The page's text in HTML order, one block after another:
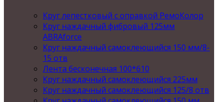
Круг лепестковый с оправкой РемоКолор
Круг наждачный фибровый 125мм
ABRAforce
Круг наждачный самоклеющийся 150 мм/8-
15 отв
Лента бесконечная 100*610
Круг наждачный самоклеющийся 225мм
Круг наждачный самоклеющийся 125/8 отв